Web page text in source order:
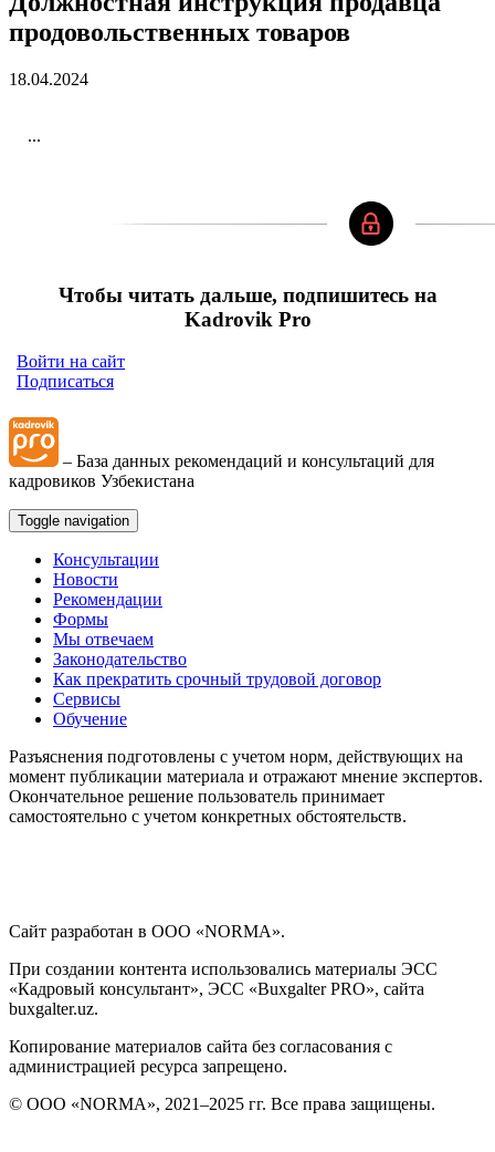
продовольственных товаров
18.04.2024
...
Чтобы читать дальше, подпишитесь на
Kadrovik Pro
Войти на сайт
Подписаться
– База данных рекомендаций и консультаций для
кадровиков Узбекистана
Toggle navigation
Консультации
Новости
Рекомендации
Формы
Мы отвечаем
Законодательство
Как прекратить срочный трудовой договор
Сервисы
Обучение
Разъяснения подготовлены с учетом норм, действующих на
момент публикации материала и отражают мнение экспертов.
Окончательное решение пользователь принимает
самостоятельно с учетом конкретных обстоятельств.
Сайт разработан в ООО «NORMA».
При создании контента использовались материалы ЭСС
«Кадровый консультант», ЭСС «Buxgalter PRO», сайта
buxgalter.uz.
Копирование материалов сайта без согласования с
администрацией ресурса запрещено.
© ООО «NORMA», 2021–2025 гг. Все права защищены.